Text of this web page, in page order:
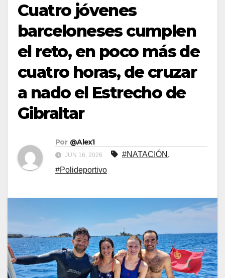
Cuatro jóvenes
barceloneses cumplen
el reto, en poco más de
cuatro horas, de cruzar
a nado el Estrecho de
Gibraltar
Por @Alex1
JUN 16, 2026 #NATACIÓN ,
#Polideportivo